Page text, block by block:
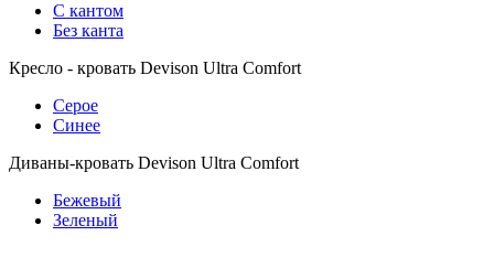
С кантом
Без канта
Кресло - кровать Devison Ultra Comfort
Серое
Синее
Диваны-кровать Devison Ultra Comfort
Бежевый
Зеленый